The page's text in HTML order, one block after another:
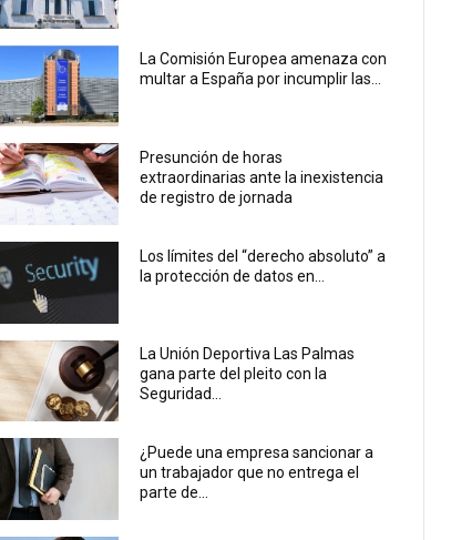
La Comisión Europea amenaza con
multar a España por incumplir las...
Presunción de horas
extraordinarias ante la inexistencia
de registro de jornada
Los límites del “derecho absoluto” a
la protección de datos en...
La Unión Deportiva Las Palmas
gana parte del pleito con la
Seguridad...
¿Puede una empresa sancionar a
un trabajador que no entrega el
parte de...